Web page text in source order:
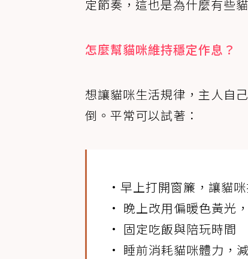
定節奏，這也是為什麼有些
怎麼幫貓咪維持穩定作息？
想讓貓咪生活規律，主人自
倒。平常可以試著：
•早上打開窗簾，讓貓
• 晚上改用偏暖色黃光
• 固定吃飯與陪玩時間
• 睡前消耗貓咪體力，